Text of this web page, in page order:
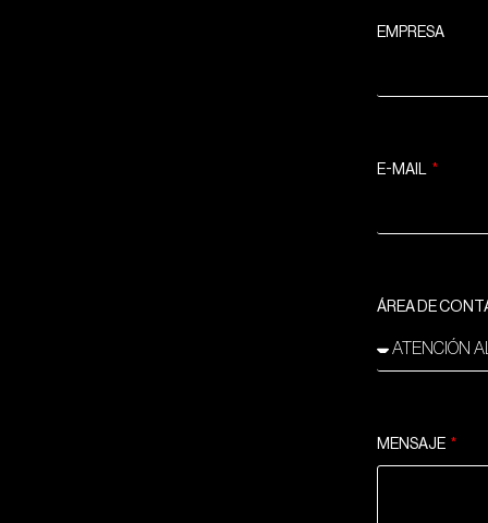
EMPRESA
E-MAIL
ÁREA DE
MENSAJE